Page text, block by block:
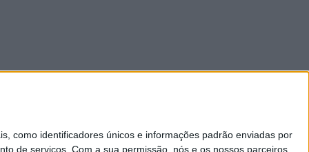
como identificadores únicos e informações padrão enviadas por
de serviços. Com a sua permissão, nós e os nossos parceiros